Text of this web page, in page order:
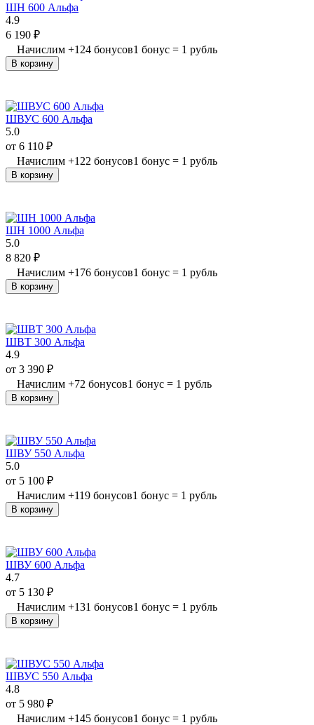
ШН 600 Альфа
4.9
6 190 ₽
Начислим +124 бонусов1 бонус = 1 рубль
В корзину
ШВУС 600 Альфа
5.0
от 6 110 ₽
Начислим +122 бонусов1 бонус = 1 рубль
В корзину
ШН 1000 Альфа
5.0
8 820 ₽
Начислим +176 бонусов1 бонус = 1 рубль
В корзину
ШВТ 300 Альфа
4.9
от 3 390 ₽
Начислим +72 бонусов1 бонус = 1 рубль
В корзину
ШВУ 550 Альфа
5.0
от 5 100 ₽
Начислим +119 бонусов1 бонус = 1 рубль
В корзину
ШВУ 600 Альфа
4.7
от 5 130 ₽
Начислим +131 бонусов1 бонус = 1 рубль
В корзину
ШВУС 550 Альфа
4.8
от 5 980 ₽
Начислим +145 бонусов1 бонус = 1 рубль